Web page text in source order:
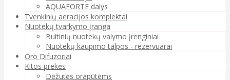
AQUAFORTE dalys
Tvenkinių aeracijos komplektai
Nuotekų tvarkymo įranga
Buitinių nuotekų valymo įrenginiai
Nuotekų kaupimo talpos - rezervuarai
Oro Difuzoriai
Kitos prekės
Dėžutės orapūtėms